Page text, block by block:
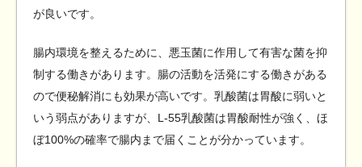
が良いです。
腸内環境を整えるために、悪玉菌に作用して有害な菌を抑
制する働きがあります。腸の活動を活発にする働きがある
ので便秘解消にも効果が高いです。乳酸菌は胃酸に弱いと
いう弱点がありますが、L-55乳酸菌は胃酸耐性が強く、ほ
ぼ100%の確率で腸内まで届くことが分かっています。